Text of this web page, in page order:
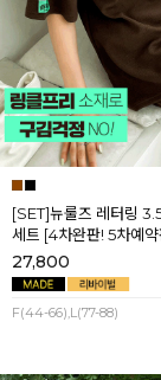
[SET]뉴룰즈 레터링
세트 [4차완판! 5차예약판매] 8월셋
째주 순차배송
27,800
F(44-66),L(77-88)